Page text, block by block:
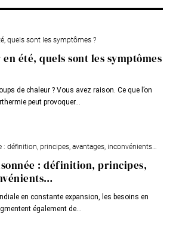
été, quels sont les symptômes
de chaleur ? Vous avez raison. Ce que l’on
peut provoquer...
: définition, principes,
en constante expansion, les besoins en
également de...